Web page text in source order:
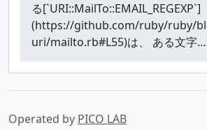
る[`URI::MailTo::EMAIL_REGEXP`]
(https://github.com/ruby/ruby/
uri/mailto.rb#L55)は、 ある文字…
Operated by PICO LAB